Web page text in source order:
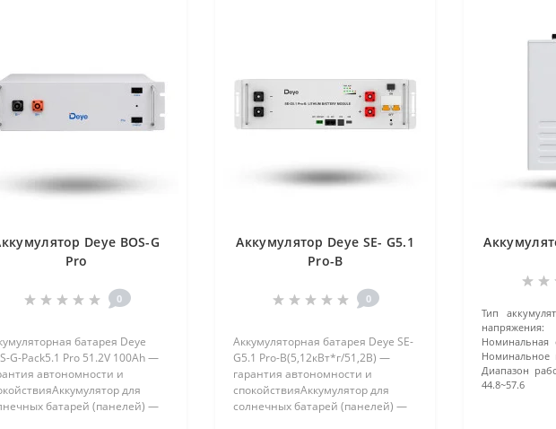
Deye BOS-G
Pro
0
батарея Deye
G-Pack5.1 Pro 51.2V 100Ah —
автономности и
для
батарей (панелей) —
Аккумулятор Deye SE- G5.1
Pro-B
0
Аккумуляторная батарея Deye SE-
G5.1 Pro-B(5,12кВт*г/51,2В) —
гарантия автономности и
спокойствияАккумулятор для
солнечных батарей (панелей) —
Тип
напряжения:
Номинальная
Номинальное
Диапазон
44.8~57.6